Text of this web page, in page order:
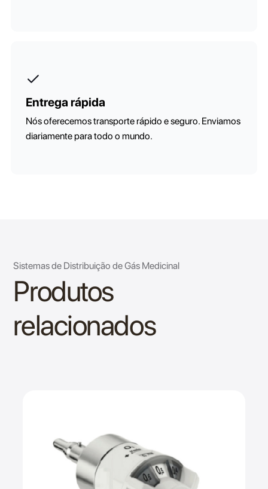
Entrega rápida
Nós oferecemos transporte rápido e seguro. Enviamos
diariamente para todo o mundo.
Sistemas de Distribuição de Gás Medicinal
Produtos
relacionados